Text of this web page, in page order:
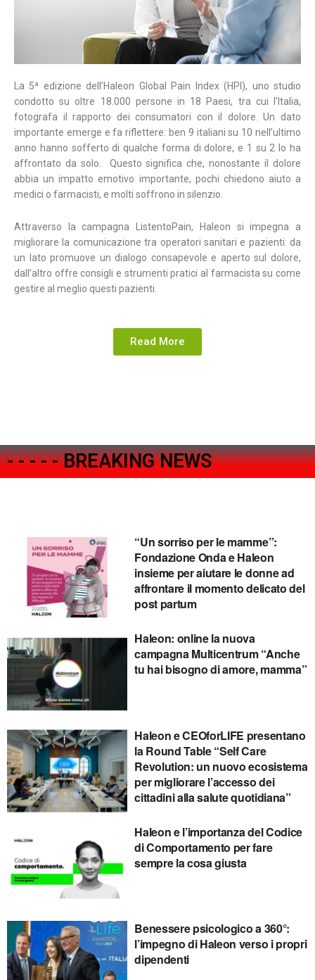
La 5ª edizione dell’Haleon Global Pain Index (HPI), uno studio
condotto su oltre 18.000 persone in 18 Paesi, tra cui l’Italia,
fotografa il rapporto dei consumatori con il dolore. Un dato
importante emerge e fa riflettere: ben 9 italiani su 10 nell’ultimo
anno hanno sofferto di qualche forma di dolore, e 1 su 2 lo ha
affrontato da solo. Questo significa che, nonostante il dolore
abbia un impatto emotivo importante, pochi chiedono aiuto a
medici o farmacisti, e molti soffrono in silenzio.
Attraverso la campagna ListentoPain, Haleon si impegna a
migliorare la comunicazione tra operatori sanitari e pazienti: da
un lato promuove un dialogo consapevole e aperto sul dolore,
dall’altro offre consigli e strumenti pratici al farmacista su come
gestire al meglio questi pazienti.
Read More
- - - - - BREAKING NEWS
“Un sorriso per le mamme”:
Fondazione Onda e Haleon
insieme per aiutare le donne ad
affrontare il momento delicato del
post partum
Haleon: online la nuova
campagna Multicentrum “Anche
tu hai bisogno di amore, mamma”
Haleon e CEOforLIFE presentano
la Round Table “Self Care
Revolution: un nuovo ecosistema
per migliorare l’accesso dei
cittadini alla salute quotidiana”
Haleon e l’importanza del Codice
di Comportamento per fare
sempre la cosa giusta
Benessere psicologico a 360°:
l’impegno di Haleon verso i propri
dipendenti